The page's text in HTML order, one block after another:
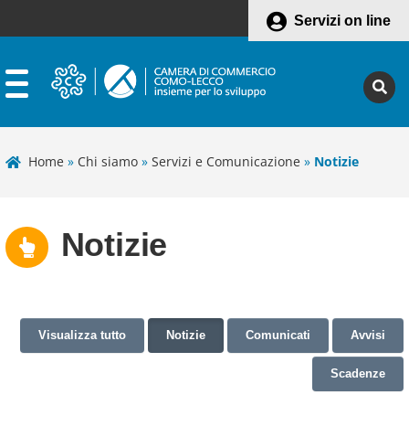
Servizi on line
Home » Chi siamo » Servizi e Comunicazione » Notizie
Notizie
Visualizza tutto Notizie Comunicati Avvisi
Scadenze